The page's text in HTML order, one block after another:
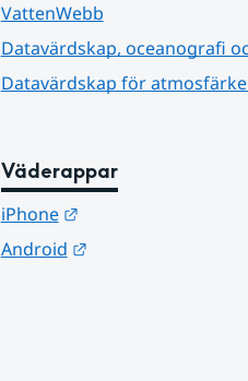
VattenWebb
Datavärdskap, oceanografi
Datavärdskap för
Väderappar
iPhone
Länk till annan
Android
Länk till annan